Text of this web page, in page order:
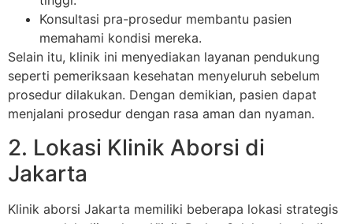
Konsultasi pra-prosedur membantu pasien
memahami kondisi mereka.
Selain itu, klinik ini menyediakan layanan pendukung
seperti pemeriksaan kesehatan menyeluruh sebelum
prosedur dilakukan. Dengan demikian, pasien dapat
menjalani prosedur dengan rasa aman dan nyaman.
2. Lokasi Klinik Aborsi di
Jakarta
Klinik aborsi Jakarta memiliki beberapa lokasi strategis